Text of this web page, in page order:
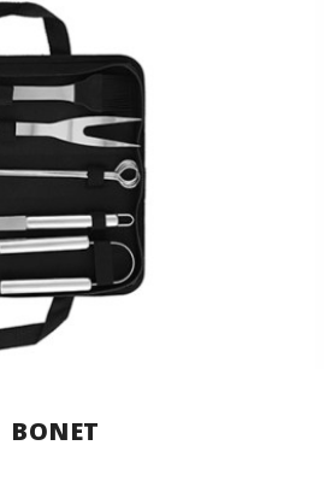
BONET